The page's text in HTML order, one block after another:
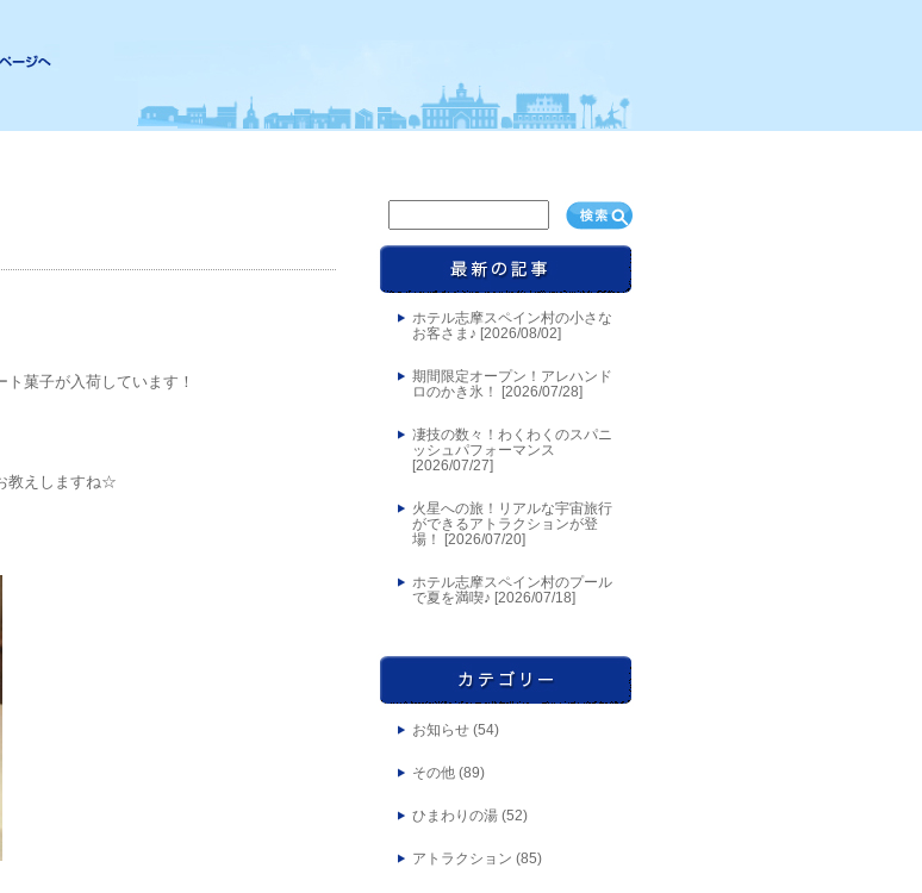
菓子が入荷しています！
教えしますね☆
ホテル志摩スペイン村の小さな
お客さま♪ [2026/08/02]
期間限定オープン！アレハンド
ロのかき氷！ [2026/07/28]
凄技の数々！わくわくのスパニ
ッシュパフォーマンス
[2026/07/27]
火星への旅！リアルな宇宙旅行
ができるアトラクションが登
場！ [2026/07/20]
ホテル志摩スペイン村のプール
で夏を満喫♪ [2026/07/18]
お知らせ (54)
その他 (89)
ひまわりの湯 (52)
アトラクション (85)